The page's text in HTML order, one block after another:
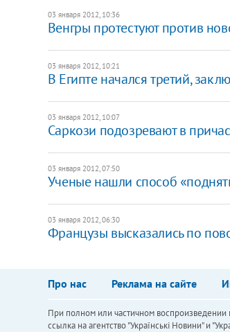
03 января 2012, 10:36
​Венгры протестуют против
03 января 2012, 10:21
​В Египте начался третий,
03 января 2012, 10:07
​Саркози подозревают в
03 января 2012, 07:50
Ученые нашли способ
03 января 2012, 06:30
Французы высказались по
Про нас Реклама на сайте
При полном или частичном воспроизведении
ссылка на агентство "Українськi Новини" и